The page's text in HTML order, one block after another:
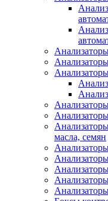
масла, семян